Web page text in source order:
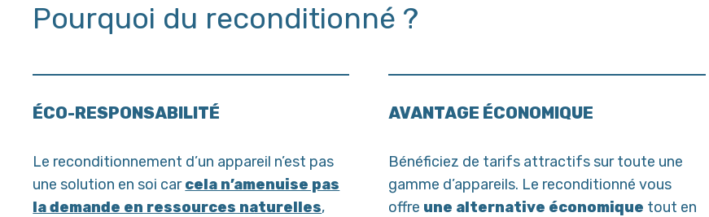
Pourquoi du reconditionné ?
ÉCO-RESPONSABILITÉ
Le reconditionnement d’un appareil n’est pas
une solution en soi carcela n’amenuise pas
la demande en ressources naturelles,
AVANTAGE ÉCONOMIQUE
Bénéficiez de tarifs attractifs sur toute une
gamme d’appareils. Le reconditionné vous
offre une alternative économique tout en